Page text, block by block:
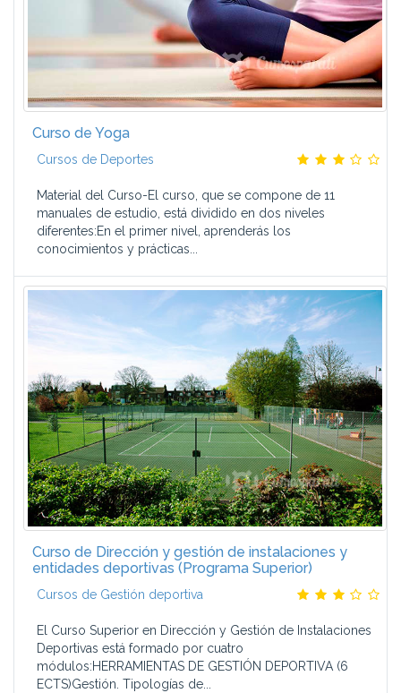
Curso de Yoga
Cursos de Deportes
Material del Curso-El curso, que se compone de 11
manuales de estudio, está dividido en dos niveles
diferentes:En el primer nivel, aprenderás los
conocimientos y prácticas...
Curso de Dirección y gestión de instalaciones y
entidades deportivas (Programa Superior)
Cursos de Gestión deportiva
El Curso Superior en Dirección y Gestión de Instalaciones
Deportivas está formado por cuatro
módulos:HERRAMIENTAS DE GESTIÓN DEPORTIVA (6
ECTS)Gestión. Tipologías de...